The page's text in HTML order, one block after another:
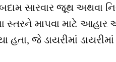
સારવાર જૂથ અથવા
માપવા માટે આહાર
જે ડાયરીમાં